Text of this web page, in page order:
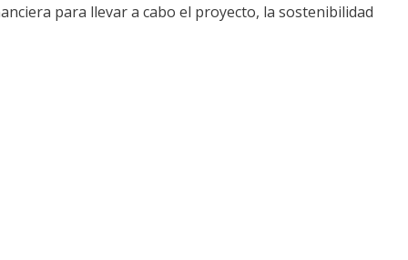
para llevar a cabo el proyecto, la sostenibilidad